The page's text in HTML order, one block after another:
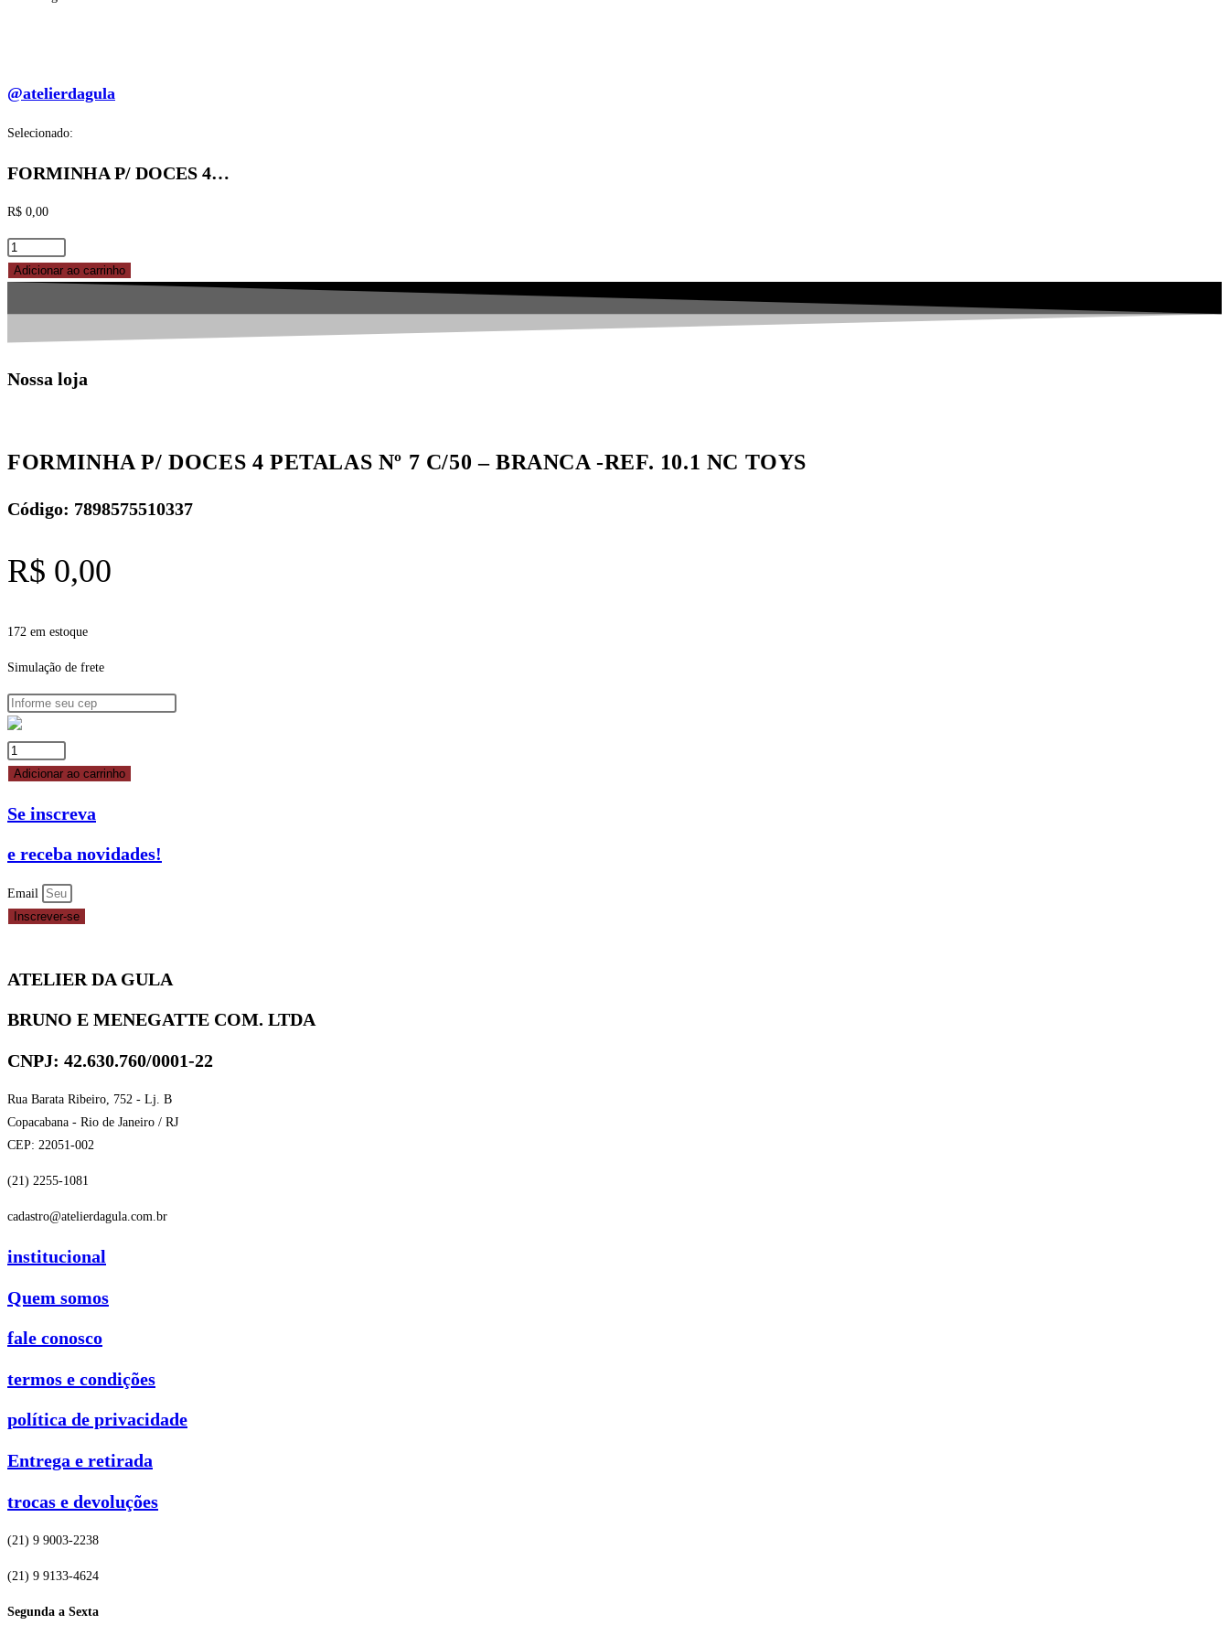
@atelierdagula
Selecionado:
FORMINHA P/ DOCES 4…
R$ 0,00
FORMINHA
P/
4
PETALAS
7
BRANCA
TOYS
Adicionar ao carrinho
Nossa loja
FORMINHA P/ DOCES 4 PETALAS Nº 7 C/50 – BRANCA -REF. 10.1 NC TOYS
Código: 7898575510337
R$ 0,00
172 em estoque
Simulação de frete
FORMINHA
P/
4
Nº
7
C/50
-
10.1
TOYS
quantidade
Adicionar ao carrinho
Se inscreva
e receba novidades!
Email
Inscrever-se
ATELIER DA GULA
BRUNO E MENEGATTE COM. LTDA
CNPJ: 42.630.760/0001-22
Rua Barata Ribeiro, 752 - Lj. B
Copacabana - Rio de Janeiro / RJ
CEP: 22051-002
(21) 2255-1081
cadastro@atelierdagula.com.br
institucional
Quem somos
fale conosco
termos e condições
política de privacidade
Entrega e retirada
trocas e devoluções
(21) 9 9003-2238
(21) 9 9133-4624
Segunda a Sexta